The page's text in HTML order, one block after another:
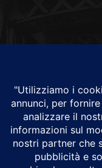
Alground Geopolitica
Da una idea di
Alground fa parte del